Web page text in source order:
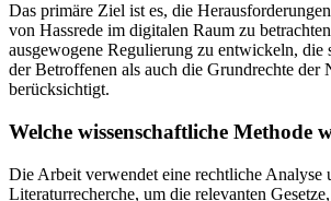
Das primäre Ziel ist es, die
von Hassrede im digitalen Raum zu
ausgewogene Regulierung zu entwickeln, die
der Betroffenen als auch die Grundrechte der
berücksichtigt.
Welche wissenschaftliche Methode
Die Arbeit verwendet eine rechtliche Analyse
Literaturrecherche, um die relevanten